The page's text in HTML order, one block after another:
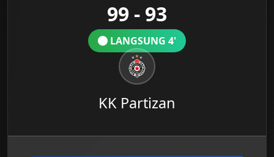
99 - 93
LANGSUNG 4'
KK Partizan